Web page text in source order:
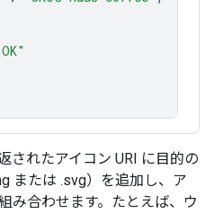
されたアイコン URI に目的の
または .svg）を追加し、ア
み合わせます。たとえば、ウ